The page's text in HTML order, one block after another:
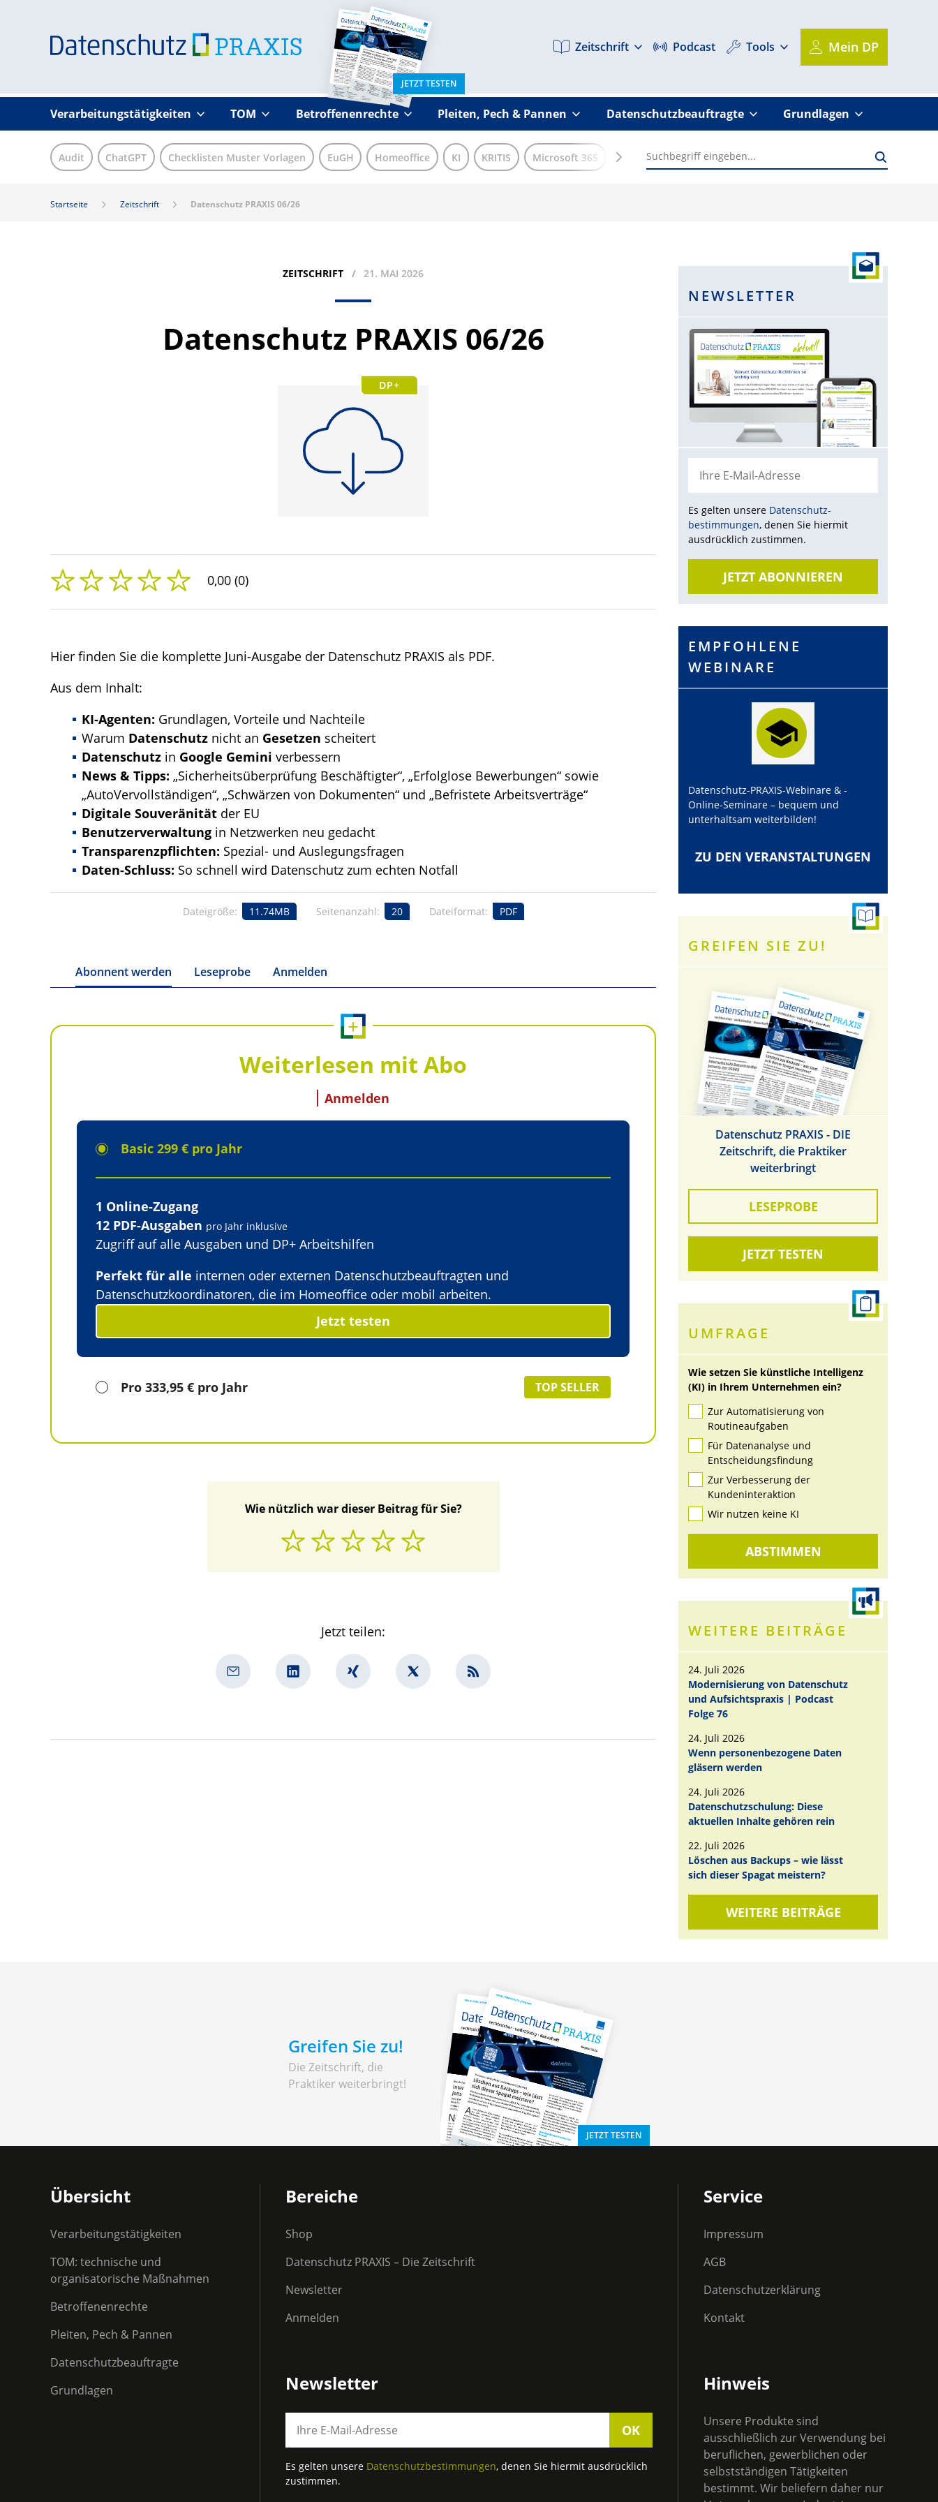
JETZT TESTEN
Zeitschrift Podcast Tools Mein DP
Verarbeitungstätigkeiten TOM Betroffenenrechte Pleiten, Pech & Pannen Datenschutzbeauftragte Grundlagen
Audit ChatGPT Checklisten Muster Vorlagen EuGH Homeoffice KI KRITIS Microsoft 365 NIS-2 Rechenschaftspflicht
Startseite Zeitschrift Datenschutz PRAXIS 06/26
ZEITSCHRIFT 21. MAI 2026
Datenschutz PRAXIS 06/26
DP+
0,00 (0)
Hier finden Sie die komplette Juni-Ausgabe der Datenschutz PRAXIS als PDF.
Aus dem Inhalt:
KI-Agenten: Grundlagen, Vorteile und Nachteile
Warum Datenschutz nicht an Gesetzen scheitert
Datenschutz in Google Gemini verbessern
News & Tipps: „Sicherheitsüberprüfung Beschäftigter“, „Erfolglose Bewerbungen“ sowie
„AutoVervollständigen“, „Schwärzen von Dokumenten“ und „Befristete Arbeitsverträge“
Digitale Souveränität der EU
Benutzerverwaltung in Netzwerken neu gedacht
Transparenzpflichten: Spezial- und Auslegungsfragen
Daten-Schluss: So schnell wird Datenschutz zum echten Notfall
Dateigröße: 11.74MB Seitenanzahl: 20 Dateiformat: PDF
Abonnent werden Leseprobe Anmelden
+
Weiterlesen mit Abo
Anmelden
Basic 299 € pro Jahr
1 Online-Zugang
12 PDF-Ausgaben pro Jahr inklusive
Zugriff auf alle Ausgaben und DP+ Arbeitshilfen
Perfekt für alle internen oder externen Datenschutzbeauftragten und
Datenschutzkoordinatoren, die im Homeoffice oder mobil arbeiten.
Jetzt testen
Pro 333,95 € pro Jahr TOP SELLER
Wie nützlich war dieser Beitrag für Sie?
Jetzt teilen:
NEWSLETTER
Es gelten unsere Datenschutz­
bestimmungen, denen Sie hiermit
ausdrücklich zustimmen.
JETZT ABONNIEREN
EMPFOHLENE
WEBINARE
Datenschutz-PRAXIS-Webinare & -
Online-Seminare – bequem und
unterhaltsam weiterbilden!
ZU DEN VERANSTALTUNGEN
GREIFEN SIE ZU!
Datenschutz PRAXIS - DIE
Zeitschrift, die Praktiker
weiterbringt
LESEPROBE
JETZT TESTEN
UMFRAGE
Wie setzen Sie künstliche Intelligenz
(KI) in Ihrem Unternehmen ein?
Zur Automatisierung von
Routineaufgaben
Für Datenanalyse und
Entscheidungsfindung
Zur Verbesserung der
Kundeninteraktion
Wir nutzen keine KI
ABSTIMMEN
WEITERE BEITRÄGE
24. Juli 2026
Modernisierung von Datenschutz
und Aufsichtspraxis | Podcast
Folge 76
24. Juli 2026
Wenn personenbezogene Daten
gläsern werden
24. Juli 2026
Datenschutzschulung: Diese
aktuellen Inhalte gehören rein
22. Juli 2026
Löschen aus Backups – wie lässt
sich dieser Spagat meistern?
WEITERE BEITRÄGE
Greifen Sie zu!
Die Zeitschrift, die
Praktiker weiterbringt!
JETZT TESTEN
Übersicht
Verarbeitungstätigkeiten
TOM: technische und
organisatorische Maßnahmen
Betroffenenrechte
Pleiten, Pech & Pannen
Datenschutzbeauftragte
Grundlagen
Bereiche
Shop
Datenschutz PRAXIS – Die Zeitschrift
Newsletter
Anmelden
Newsletter
OK
Es gelten unsere Datenschutzbestimmungen, denen Sie hiermit ausdrücklich
zustimmen.
Service
Impressum
AGB
Datenschutzerklärung
Kontakt
Hinweis
Unsere Produkte sind
ausschließlich zur Verwendung bei
beruflichen, gewerblichen oder
selbstständigen Tätigkeiten
bestimmt. Wir beliefern daher nur